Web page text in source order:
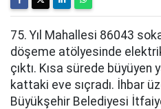
75. Yıl Mahallesi 86043
döşeme atölyesinde
çıktı. Kısa sürede büyüyen
kattaki eve sıçradı. İhbar
Büyükşehir Belediyesi